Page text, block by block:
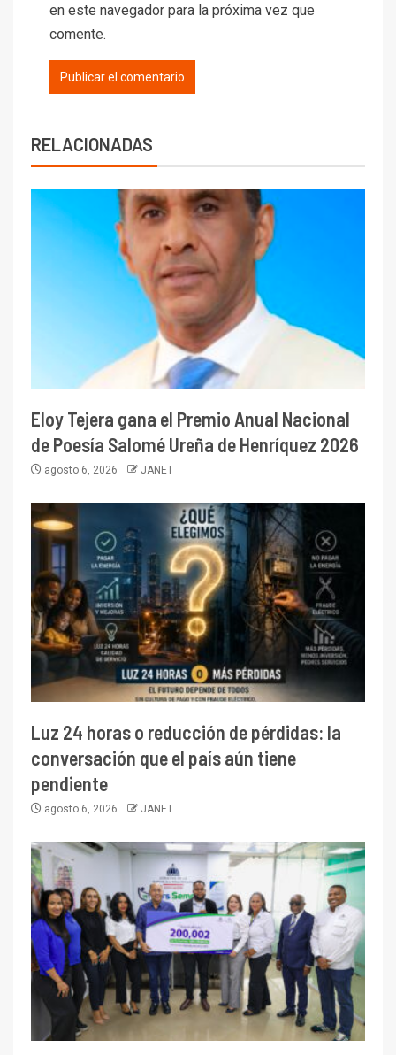
en este navegador para la próxima vez que
comente.
RELACIONADAS
Eloy Tejera gana el Premio Anual Nacional
de Poesía Salomé Ureña de Henríquez 2026
agosto 6, 2026 JANET
Luz 24 horas o reducción de pérdidas: la
conversación que el país aún tiene
pendiente
agosto 6, 2026 JANET